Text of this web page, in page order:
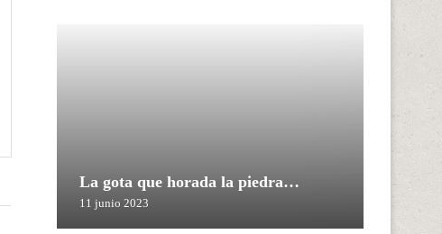
La gota que horada la piedra…
11 junio 2023